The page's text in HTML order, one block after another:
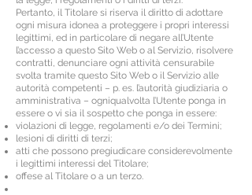
Pertanto, il Titolare si riserva il diritto di adottare
ogni misura idonea a proteggere i propri interessi
legittimi, ed in particolare di negare all’Utente
l’accesso a questo Sito Web o al Servizio, risolvere
contratti, denunciare ogni attività censurabile
svolta tramite questo Sito Web o il Servizio alle
autorità competenti – p. es. l’autorità giudiziaria o
amministrativa – ogniqualvolta l’Utente ponga in
essere o vi sia il sospetto che ponga in essere:
violazioni di legge, regolamenti e/o dei Termini;
lesioni di diritti di terzi;
atti che possono pregiudicare considerevolmente
i legittimi interessi del Titolare;
offese al Titolare o a un terzo.